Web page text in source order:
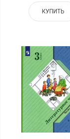
КУПИТЬ